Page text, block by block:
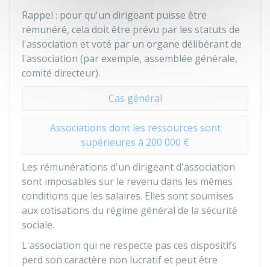
Rappel : pour qu'un dirigeant puisse être
rémunéré, cela doit être prévu par les statuts de
l'association et voté par un organe délibérant de
l'association (par exemple, assemblée générale,
comité directeur).
Cas général
Associations dont les ressources sont
supérieures à 200 000 €
Les rémunérations d'un dirigeant d'association
sont imposables sur le revenu dans les mêmes
conditions que les salaires. Elles sont soumises
aux cotisations du régime général de la sécurité
sociale.
L'association qui ne respecte pas ces dispositifs
perd son caractère non lucratif et peut être